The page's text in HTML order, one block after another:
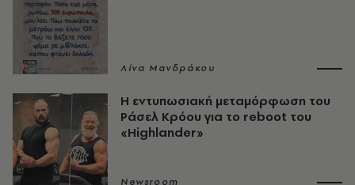
Λίνα Μανδράκου
Η εντυπωσιακή μεταμόρφωση του
Ράσελ Κρόου για το reboot του
«Highlander»
Newsroom